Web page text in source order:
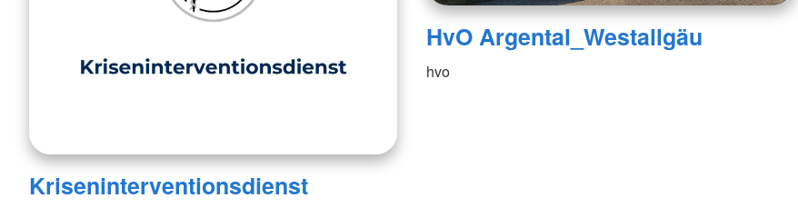
Kriseninterventionsdienst
HvO Argental_Westallgäu
hvo